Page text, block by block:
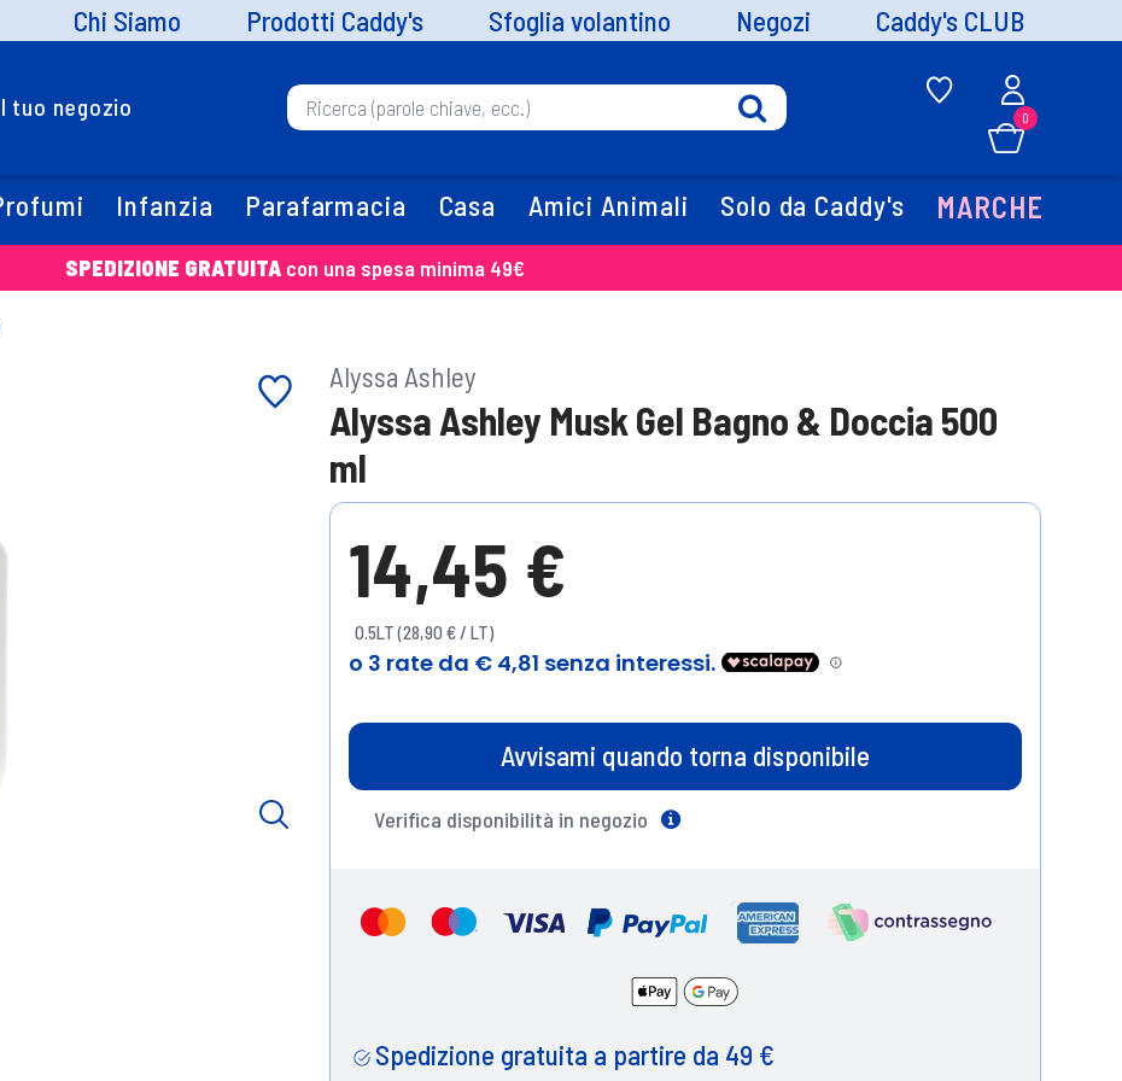
Chi Siamo Prodotti Caddy's Sfoglia volantino Negozi Caddy's CLUB
tuo negozio 0
Infanzia Parafarmacia Casa Amici Animali Solo da Caddy's MARCHE
SPEDIZIONE GRATUITA con una spesa minima 49€
Alyssa Ashley
Alyssa Ashley Musk Gel Bagno & Doccia 500
ml
14,45 €
0.5LT (28,90 € / LT)
Avvisami quando torna disponibile
Verifica disponibilità in negozio
Spedizione gratuita a partire da 49 €